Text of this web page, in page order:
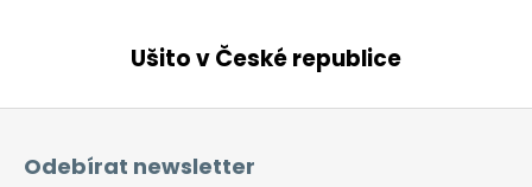
Ušito v České republice
Z
Odebírat newsletter